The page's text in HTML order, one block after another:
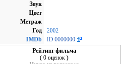
Звук
Цвет
Метраж
Год
2002
IMDb
ID 0000000
Рейтинг фильма
( 0 оценок )